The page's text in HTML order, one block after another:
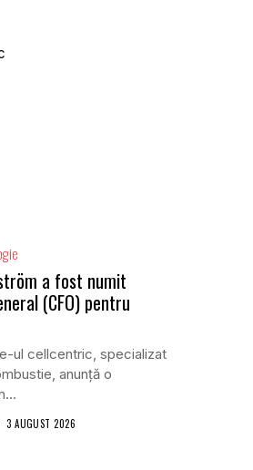
a fost numit
(CFO) pentru
ul cellcentric, specializat
anunță o
3 AUGUST 2026